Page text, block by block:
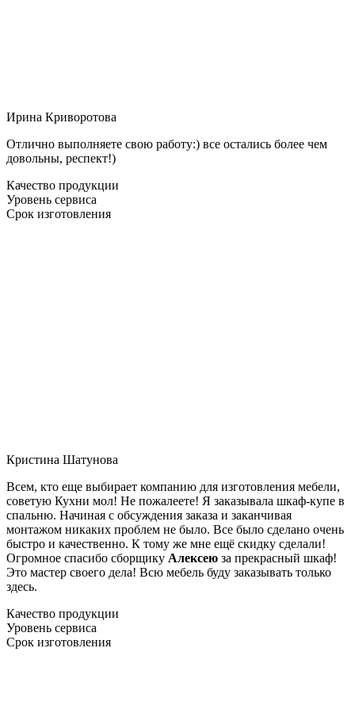
Ирина Криворотова
Отлично выполняете свою работу:) все остались более чем
довольны, респект!)
Качество продукции
Уровень сервиса
Срок изготовления
Кристина Шатунова
Всем, кто еще выбирает компанию для изготовления мебели,
советую Кухни мол! Не пожалеете! Я заказывала шкаф-купе в
спальню. Начиная с обсуждения заказа и заканчивая
монтажом никаких проблем не было. Все было сделано очень
быстро и качественно. К тому же мне ещё скидку сделали!
Огромное спасибо сборщику Алексею за прекрасный шкаф!
Это мастер своего дела! Всю мебель буду заказывать только
здесь.
Качество продукции
Уровень сервиса
Срок изготовления